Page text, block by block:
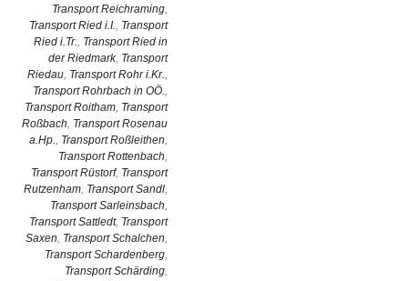
Transport Reichraming,
Transport Ried i.I., Transport
Ried i.Tr., Transport Ried in
der Riedmark, Transport
Riedau, Transport Rohr i.Kr.,
Transport Rohrbach in OÖ.,
Transport Roitham, Transport
Roßbach, Transport Rosenau
a.Hp., Transport Roßleithen,
Transport Rottenbach,
Transport Rüstorf, Transport
Rutzenham, Transport Sandl,
Transport Sarleinsbach,
Transport Sattledt, Transport
Saxen, Transport Schalchen,
Transport Schardenberg,
Transport Schärding,